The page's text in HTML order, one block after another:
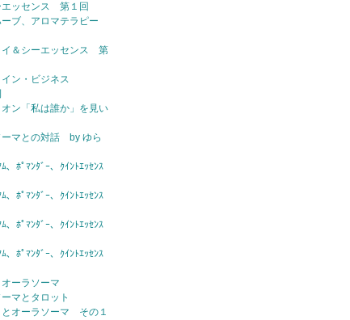
ッセンス 第１回
ブ、アロマテラピー
＆シーエッセンス 第
ン・ビジネス
ン「私は誰か」を見い
マとの対話 by ゆら
ﾎﾟﾏﾝﾀﾞｰ、ｸｲﾝﾄｴｯｾﾝｽ
ﾎﾟﾏﾝﾀﾞｰ、ｸｲﾝﾄｴｯｾﾝｽ
ﾎﾟﾏﾝﾀﾞｰ、ｸｲﾝﾄｴｯｾﾝｽ
ﾎﾟﾏﾝﾀﾞｰ、ｸｲﾝﾄｴｯｾﾝｽ
ーラソーマ
マとタロット
オーラソーマ その１